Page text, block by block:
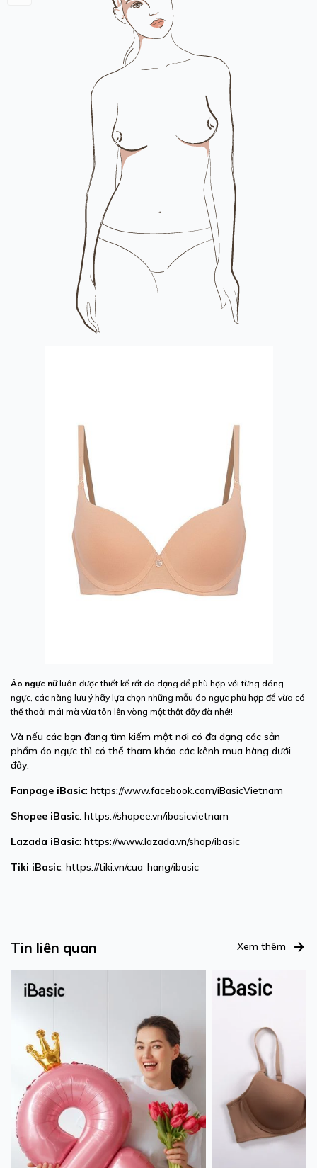
Áo ngực nữluôn được thiết kế rất đa dạng để phù hợp với từng dáng
ngực, các nàng lưu ý hãy lựa chọn những mẫu áo ngực phù hợp để vừa có
thể thoải mái mà vừa tôn lên vòng một thật đẫy đà nhé!!
Và nếu các bạn đang tìm kiếm một nơi có đa dạng các sản
phẩm áo ngực thì có thể tham khảo các kênh mua hàng dưới
đây:
Fanpage iBasic: https://www.facebook.com/iBasicVietnam
Shopee iBasic: https://shopee.vn/ibasicvietnam
Lazada iBasic: https://www.lazada.vn/shop/ibasic
Tiki iBasic: https://tiki.vn/cua-hang/ibasic
Tin liên quan Xem thêm